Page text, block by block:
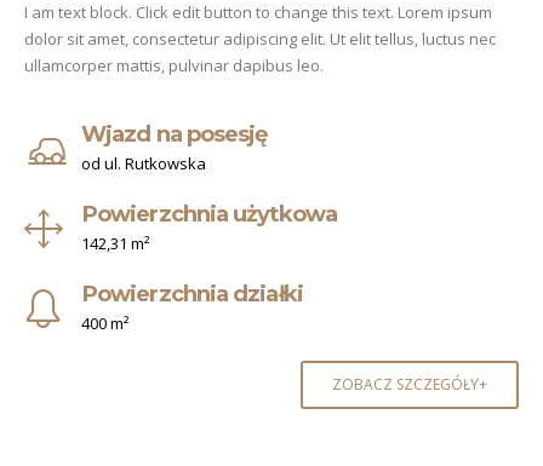
I am text block. Click edit button to change this text. Lorem ipsum
dolor sit amet, consectetur adipiscing elit. Ut elit tellus, luctus nec
ullamcorper mattis, pulvinar dapibus leo.
Wjazd na posesję
od ul. Rutkowska
Powierzchnia użytkowa
142,31 m²
Powierzchnia działki
400 m²
ZOBACZ SZCZEGÓŁY+